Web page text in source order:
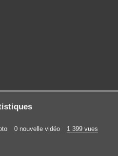
0 nouvelle vidéo 1 399 vues